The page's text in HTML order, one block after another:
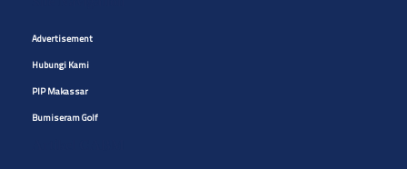
Advertisement
Hubungi Kami
PIP Makassar
Bumiseram Golf